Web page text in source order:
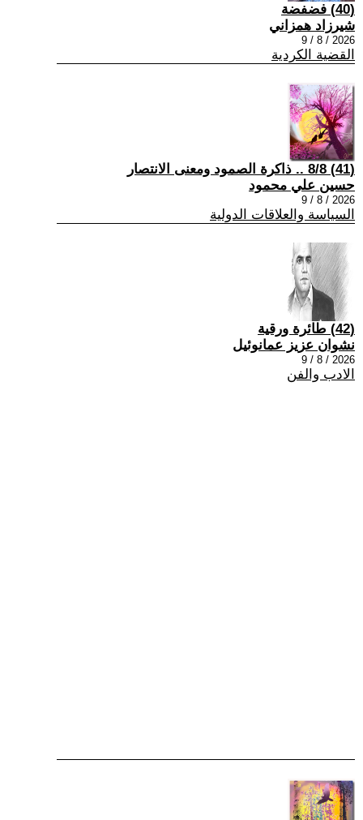
(40) فضفضة
شيرزاد همزاني
2026 / 8 / 9
القضية الكردية
(41) 8/8 .. ذاكرة الصمود ومعنى الانتصار
حسين علي محمود
2026 / 8 / 9
السياسة والعلاقات الدولية
(42) طائرة ورقية
نشوان عزيز عمانوئيل
2026 / 8 / 9
الادب والفن